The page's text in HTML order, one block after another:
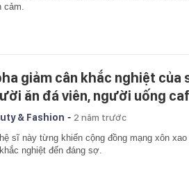
cảm.
giảm cân khắc nghiệt của
ăn đá viên, người uống
& Fashion - 2 năm trước
sĩ này từng khiến cộng đồng mạng xôn
nghiệt đến đáng sợ.